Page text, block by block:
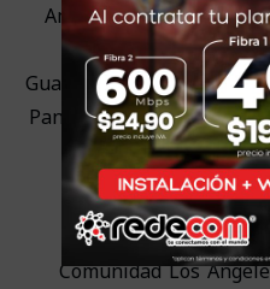
Amazónico, Santa
El Moretal,
Guadalupe Larriva, La
Pantano, Flor de Oriente,
Bellavista, Unión
pobres, Lucha de
JOYA DE LOS SACHAS:
Comunidad Los